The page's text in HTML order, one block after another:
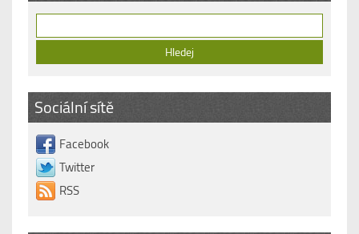
Sociální sítě
Facebook
Twitter
RSS